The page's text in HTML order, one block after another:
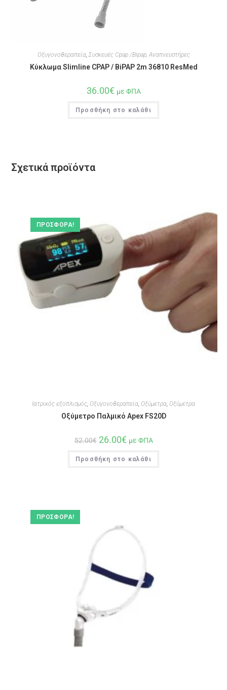
Οξυγονοθεραπεία, Συσκευές Cpap /Bipap, Αναπνευστήρες
Κύκλωμα Slimline CPAP / BiPAP 2m 36810 ResMed
36.00€ με ΦΠΑ
Προσθήκη στο καλάθι
Σχετικά προϊόντα
ΠΡΟΣΦΟΡΆ!
Ιατρικός εξοπλισμός, Οξυγονοθεραπεία, Οξύμετρα, Οξύμετρα
Οξύμετρο Παλμικό Apex FS20D
52.00€ 26.00€ με ΦΠΑ
Προσθήκη στο καλάθι
ΠΡΟΣΦΟΡΆ!